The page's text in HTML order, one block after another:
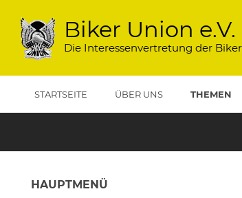
Inhalt
Biker Union e.V.
Die Interessenvertretung der
STARTSEITE ÜBER UNS THEMEN
HAUPTMENÜ